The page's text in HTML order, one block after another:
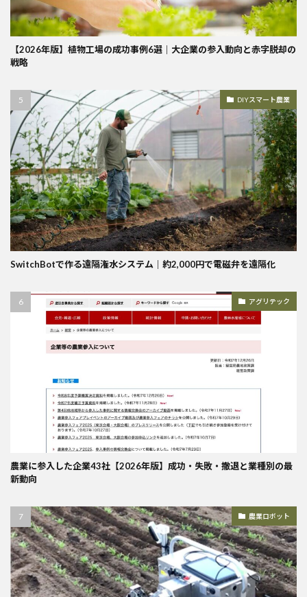
【2026年版】植物工場の成功事例6選｜大企業の参入動向と赤字脱却の
戦略
DIYスマート農業
SwitchBotで作る遠隔潅水システム｜約2,000円で電磁弁を遠隔化
アグリテック
農業に参入した企業43社【2026年版】成功・失敗・撤退と業種別の最
新動向
農業ロボット